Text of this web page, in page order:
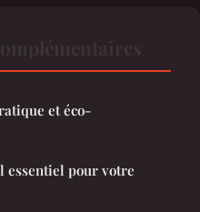
et éco-
essentiel pour votre